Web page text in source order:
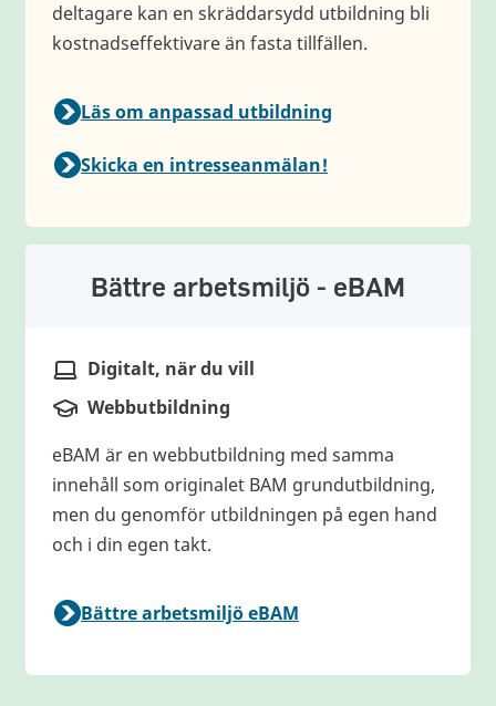
deltagare kan en skräddarsydd utbildning bli
kostnadseffektivare än fasta tillfällen.
Läs om anpassad utbildning
Skicka en intresseanmälan!
Bättre arbetsmiljö - eBAM
Plats
Digitalt, när du vill
Typ av utbildning
Webbutbildning
eBAM är en webbutbildning med samma
innehåll som originalet BAM grundutbildning,
men du genomför utbildningen på egen hand
och i din egen takt.
Bättre arbetsmiljö eBAM